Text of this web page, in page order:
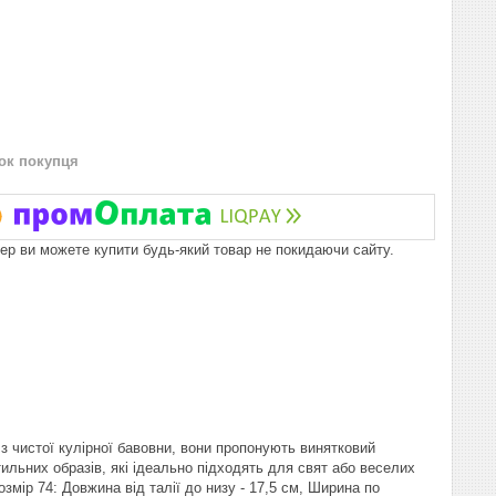
покупця
ви можете купити будь-який товар не покидаючи сайту.
кулірної бавовни, вони пропонують винятковий
образів, які ідеально підходять для свят або веселих
74: Довжина від талії до низу - 17,5 см, Ширина по